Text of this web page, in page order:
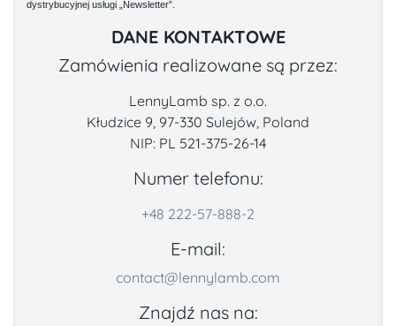
dystrybucyjnej usługi „Newsletter”.
DANE KONTAKTOWE
Zamówienia realizowane są przez:
LennyLamb sp. z o.o.
Kłudzice 9, 97-330 Sulejów, Poland
NIP: PL 521-375-26-14
Numer telefonu:
+48 222-57-888-2
E-mail:
contact@lennylamb.com
Znajdź nas na: